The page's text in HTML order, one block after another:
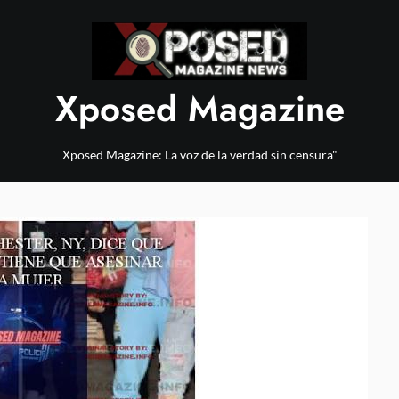
Xposed Magazine
Xposed Magazine: La voz de la verdad sin censura"